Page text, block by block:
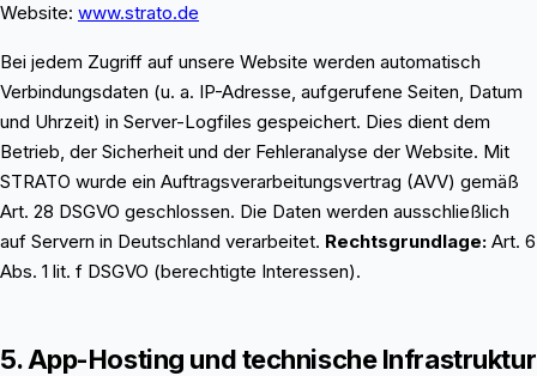
Website: www.strato.de
Bei jedem Zugriff auf unsere Website werden automatisch
Verbindungsdaten (u. a. IP-Adresse, aufgerufene Seiten, Datum
und Uhrzeit) in Server-Logfiles gespeichert. Dies dient dem
Betrieb, der Sicherheit und der Fehleranalyse der Website. Mit
STRATO wurde ein Auftragsverarbeitungsvertrag (AVV) gemäß
Art. 28 DSGVO geschlossen. Die Daten werden ausschließlich
auf Servern in Deutschland verarbeitet. Rechtsgrundlage: Art. 6
Abs. 1 lit. f DSGVO (berechtigte Interessen).
5. App-Hosting und technische Infrastruktur